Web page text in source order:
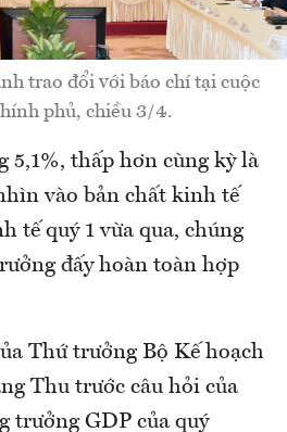
trao đổi với báo chí tại cuộc
phủ, chiều 3/4.
5,1%, thấp hơn cùng kỳ là
vào bản chất kinh tế
tế quý 1 vừa qua, chúng
đấy hoàn toàn hợp
Thứ trưởng Bộ Kế hoạch
Thu trước câu hỏi của
trưởng GDP của quý